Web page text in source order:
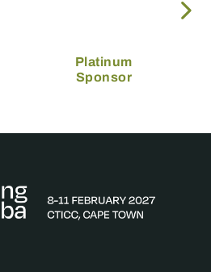
Platinum
Sponsor